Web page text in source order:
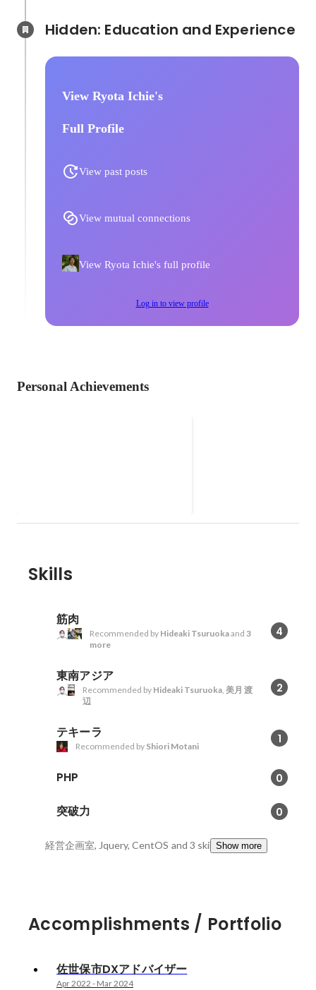
View Ryota Ichie's
Full Profile
View past posts
View mutual connections
View Ryota Ichie's full profile
Log in to view profile
Personal Achievements
Skills
筋肉
4
Recommended by Hideaki Tsuruokaand 3
more
東南アジア
2
Recommended by Hideaki Tsuruoka, 美月 渡
辺
テキーラ 1
Recommended by Shiori Motani
PHP 0
突破力 0
経営企画室, Jquery, CentOS and 3 skillsShow more
Accomplishments / Portfolio
佐世保市DXアドバイザー
Apr 2022 - Mar 2024